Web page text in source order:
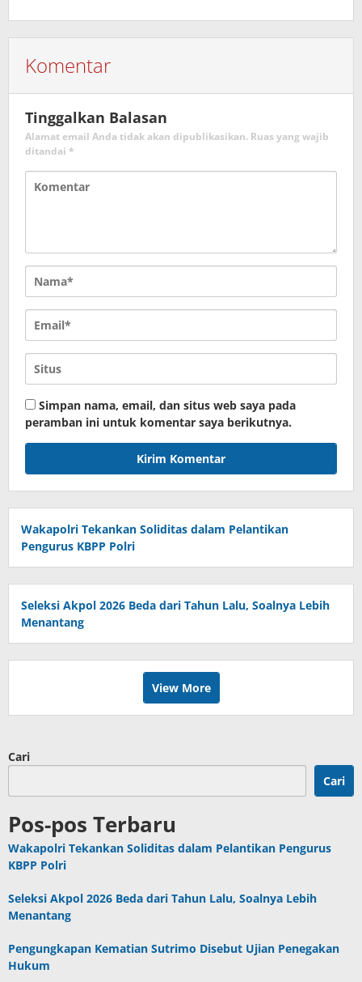
Komentar
Tinggalkan Balasan
Alamat email Anda tidak akan dipublikasikan. Ruas yang wajib
ditandai *
Simpan nama, email, dan situs web saya pada
peramban ini untuk komentar saya berikutnya.
Wakapolri Tekankan Soliditas dalam Pelantikan
Pengurus KBPP Polri
Seleksi Akpol 2026 Beda dari Tahun Lalu, Soalnya Lebih
Menantang
View More
Cari
Cari
Pos-pos Terbaru
Wakapolri Tekankan Soliditas dalam Pelantikan Pengurus
KBPP Polri
Seleksi Akpol 2026 Beda dari Tahun Lalu, Soalnya Lebih
Menantang
Pengungkapan Kematian Sutrimo Disebut Ujian Penegakan
Hukum